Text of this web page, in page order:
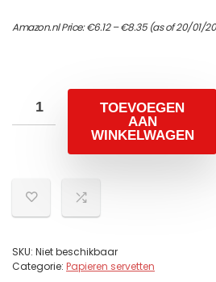
Amazon.nl Price:€6.12 – €8.35range:
(as of 20/01/
TOEVOEGEN
AAN
WINKELWAGEN
SKU: Niet beschikbaar
Categorie: Papieren servetten